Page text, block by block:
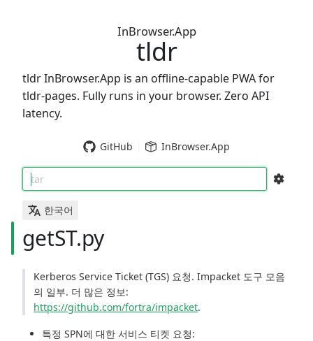
InBrowser.App
tldr
tldr InBrowser.App is an offline-capable PWA for
tldr-pages. Fully runs in your browser. Zero API
latency.
GitHub InBrowser.App
tar
한국어
getST.py
Kerberos Service Ticket (TGS) 요청. Impacket 도구 모음
의 일부. 더 많은 정보:
https://github.com/fortra/impacket.
특정 SPN에 대한 서비스 티켓 요청: